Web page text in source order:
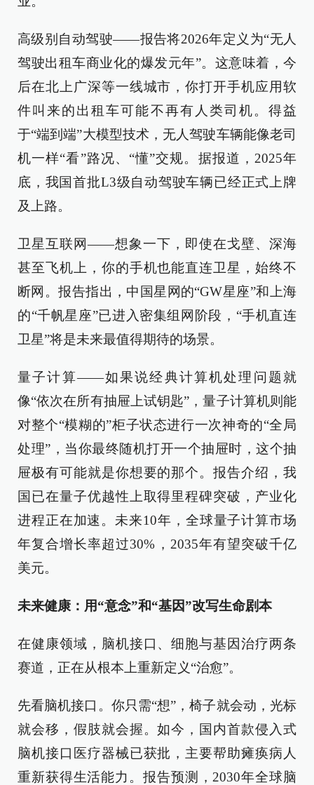
高级别自动驾驶——报告将2026年定义为“无人
驾驶出租车商业化的爆发元年”。这意味着，今
后在北上广深等一线城市，你打开手机应用软
件叫来的出租车可能不再有人类司机。得益
于“端到端”大模型技术，无人驾驶车辆能像老司
机一样“看”路况、“懂”交规。据报道，2025年
底，我国首批L3级自动驾驶车辆已经正式上牌
及上路。
卫星互联网——想象一下，即使在戈壁、深海
甚至飞机上，你的手机也能直连卫星，始终不
断网。报告指出，中国星网的“GW星座”和上海
的“千帆星座”已进入密集组网阶段，“手机直连
卫星”将是未来最值得期待的场景。
量子计算——如果说经典计算机处理问题就
像“依次在所有抽屉上试钥匙”，量子计算机则能
对整个“模糊的”柜子状态进行一次神奇的“全局
处理”，当你最终随机打开一个抽屉时，这个抽
屉极有可能就是你想要的那个。报告介绍，我
国已在量子优越性上取得里程碑突破，产业化
进程正在加速。未来10年，全球量子计算市场
年复合增长率超过30%，2035年有望突破千亿
美元。
未来健康：用“意念”和“基因”改写生命剧本
在健康领域，脑机接口、细胞与基因治疗两条
赛道，正在从根本上重新定义“治愈”。
先看脑机接口。你只需“想”，椅子就会动，光标
就会移，假肢就会握。如今，国内首款侵入式
脑机接口医疗器械已获批，主要帮助瘫痪病人
重新获得生活能力。报告预测，2030年全球脑